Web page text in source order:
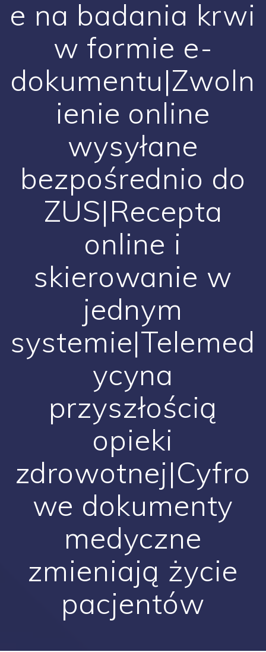
e na badania krwi
w formie e-
dokumentu|Zwoln
ienie online
wysyłane
bezpośrednio do
ZUS|Recepta
online i
skierowanie w
jednym
systemie|Telemed
ycyna
przyszłością
opieki
zdrowotnej|Cyfro
we dokumenty
medyczne
zmieniają życie
pacjentów